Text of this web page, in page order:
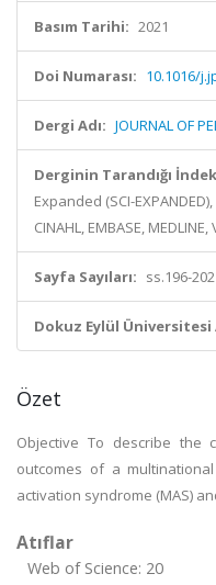
Basım Tarihi: 2021
Doi Numarası: 10.1016/
Dergi Adı: JOURNAL OF
Derginin Tarandığı
Expanded (SCI-
CINAHL, EMBASE,
Sayfa Sayıları: ss.196-202
Dokuz Eylül Üniversitesi
Özet
Objective To describe the
outcomes of a
activation syndrome (MAS)
Atıflar
Web of Science: 20